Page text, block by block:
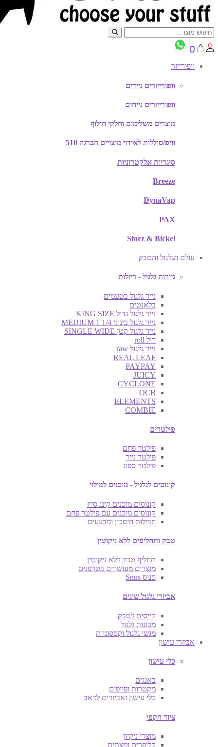
0
וופורייזר
וופורייזרים ניידים
וופורייזרים נייחים
מוצרים משלימים וחלקי חילוף
וויפ/סוללות לאידוי מיצויים הברגה 510
סיגריות אלקטרוניות
Breeze
DynaVap
PAX
Storz & Bickel
עולם הגלגול והטבק
ניירות גלגול - ריזלות
נייר גלגול בטעמים
בלאנטים
נייר גלגול גדול KING SIZE
נייר גלגול בינוני MEDIUM 1 1/4
נייר גלגול קטן SINGLE WIDE
רול roll
נייר גלגול raw
REAL LEAF
PAYPAY
JUICY
CYCLONE
OCB
ELEMENTS
COMBIE
פילטרים
פילטר פחם
פילטר נייר
פילטר ספוג
קונוסים לגלגול - מוכנים למילוי
קונוסים מוכנים קינג סייז
קונוסים מוכנים עם פילטר פחם
חבילות חיסכון ומבצעים
טבק ותחליפים ללא ניקוטין
תחליף טבק ללא ניקוטין
מוצרים מעושרים בטרפנים
סנוס Snus
אביזרי גלגול שונים
קייסים לטבק
מכונות גלגול
מגשי גלגול וקססוניות
אביזרי עישון
כלי עישון
באנגים
מקטרות ופייפים
כלי עישון ואביזרים לדאב
ציוד הקפי
מוצרי ניקיון
קליפרים ומצתים